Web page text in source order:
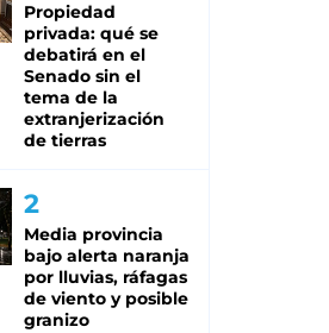
Propiedad
privada: qué se
debatirá en el
Senado sin el
tema de la
extranjerización
de tierras
Media provincia
bajo alerta naranja
por lluvias, ráfagas
de viento y posible
granizo